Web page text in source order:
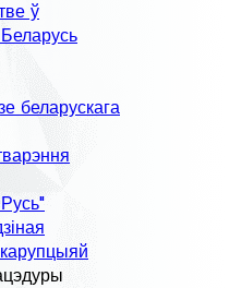
ў
беларускага